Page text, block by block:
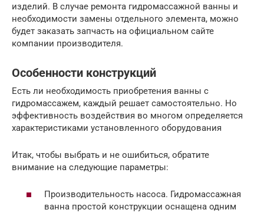
изделий. В случае ремонта гидромассажной ванны и
необходимости замены отдельного элемента, можно
будет заказать запчасть на официальном сайте
компании производителя.
Особенности конструкций
Есть ли необходимость приобретения ванны с
гидромассажем, каждый решает самостоятельно. Но
эффективность воздействия во многом определяется
характеристиками установленного оборудования
Итак, чтобы выбрать и не ошибиться, обратите
внимание на следующие параметры:
Производительность насоса. Гидромассажная
ванна простой конструкции оснащена одним